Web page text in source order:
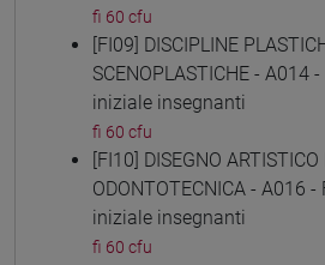
fi 60 cfu
[FI09] DISCIPLINE
SCENOPLASTICHE - A014
iniziale insegnanti
fi 60 cfu
[FI10] DISEGNO
ODONTOTECNICA - A016
iniziale insegnanti
fi 60 cfu